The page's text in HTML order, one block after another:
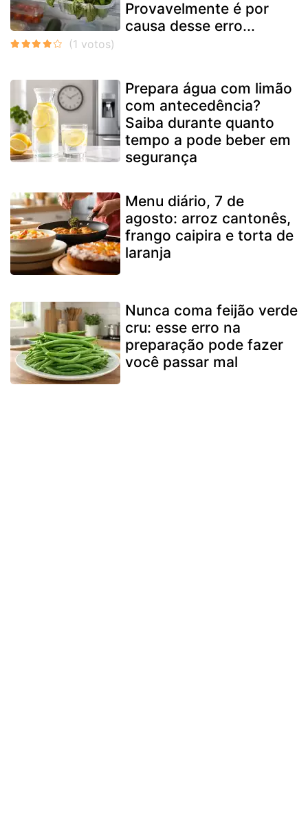
Provavelmente é por
causa desse erro...
Prepara água com limão
com antecedência?
Saiba durante quanto
tempo a pode beber em
segurança
Menu diário, 7 de
agosto: arroz cantonês,
frango caipira e torta de
laranja
Nunca coma feijão verde
cru: esse erro na
preparação pode fazer
você passar mal